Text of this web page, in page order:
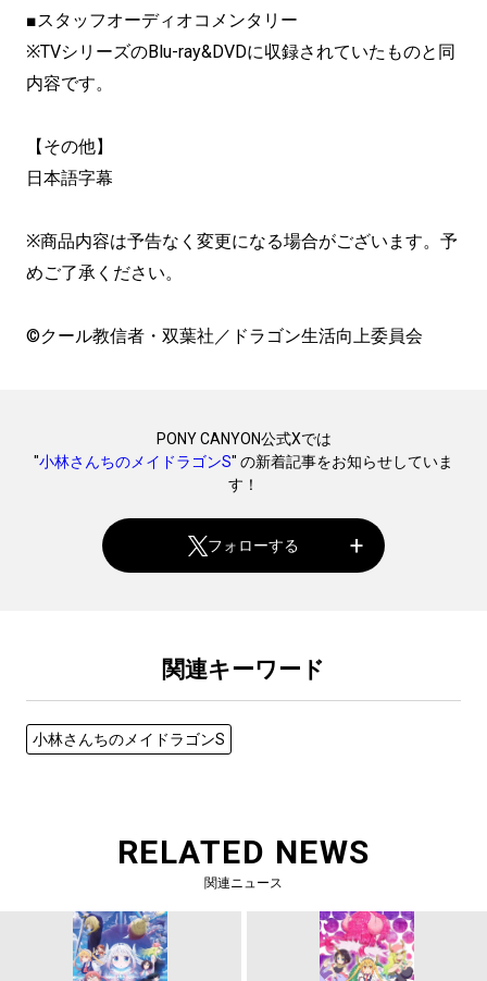
■スタッフオーディオコメンタリー
※TVシリーズのBlu-ray&DVDに収録されていたものと同
内容です。
【その他】
日本語字幕
※商品内容は予告なく変更になる場合がございます。予
めご了承ください。
©クール教信者・双葉社／ドラゴン生活向上委員会
PONY CANYON公式Xでは
"小林さんちのメイドラゴンS" の新着記事をお知らせしていま
す！
フォローする
関連キーワード
小林さんちのメイドラゴンS
RELATED NEWS
関連ニュース